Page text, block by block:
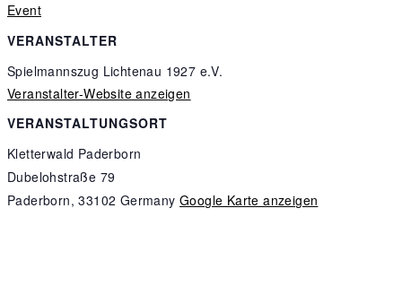
Event
VERANSTALTER
Spielmannszug Lichtenau 1927 e.V.
Veranstalter-Website anzeigen
VERANSTALTUNGSORT
Kletterwald Paderborn
Dubelohstraße 79
Paderborn, 33102 Germany Google Karte anzeigen